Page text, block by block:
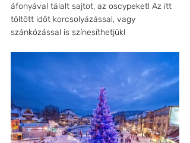
áfonyával tálalt sajtot, az oscypeket! Az itt
töltött időt korcsolyázással, vagy
szánkózással is színesíthetjük!